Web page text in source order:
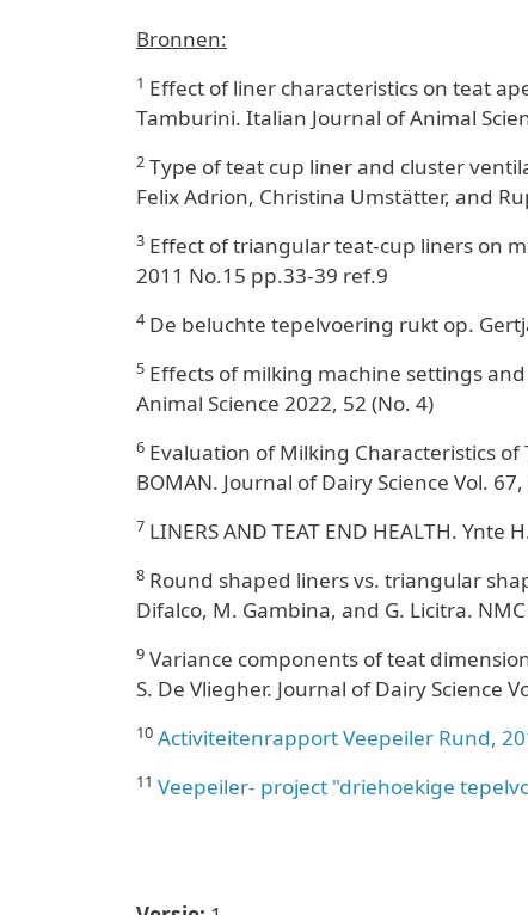
Bronnen:
1 Effect of liner characteristics on teat
Tamburini. Italian Journal of Animal
2 Type of teat cup liner and cluster
Felix Adrion, Christina Umstätter, and
3 Effect of triangular teat-cup liners on
2011 No.15 pp.33-39 ref.9
4 De beluchte tepelvoering rukt op.
5 Effects of milking machine settings
Animal Science 2022, 52 (No. 4)
6 Evaluation of Milking Characteristics of
BOMAN. Journal of Dairy Science Vol.
7 LINERS AND TEAT END HEALTH.
8 Round shaped liners vs. triangular
Difalco, M. Gambina, and G. Licitra.
9 Variance components of teat
S. De Vliegher. Journal of Dairy Science
10 Activiteitenrapport Veepeiler Rund,
11 Veepeiler- project "driehoekige